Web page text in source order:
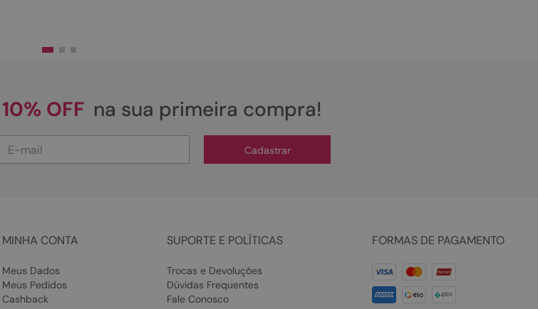
10% OFF na sua primeira compra!
Cadastrar
MINHA CONTA
Meus Dados
Meus Pedidos
Cashback
SUPORTE E POLÍTICAS
Trocas e Devoluções
Dúvidas Frequentes
Fale Conosco
FORMAS DE PAGAMENTO